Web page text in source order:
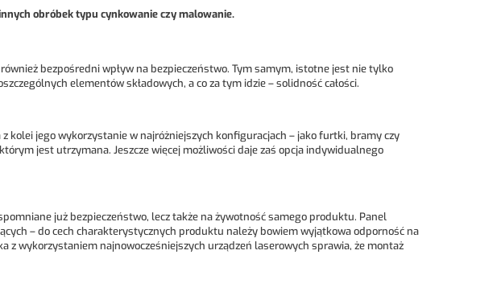
obróbek typu cynkowanie czy malowanie.
bezpośredni wpływ na bezpieczeństwo. Tym samym, istotne jest nie tylko
elementów składowych, a co za tym idzie – solidność całości.
kolei jego wykorzystanie w najróżniejszych konfiguracjach – jako furtki, bramy czy
jest utrzymana. Jeszcze więcej możliwości daje zaś opcja indywidualnego
już bezpieczeństwo, lecz także na żywotność samego produktu. Panel
– do cech charakterystycznych produktu należy bowiem wyjątkowa odporność na
z wykorzystaniem najnowocześniejszych urządzeń laserowych sprawia, że montaż